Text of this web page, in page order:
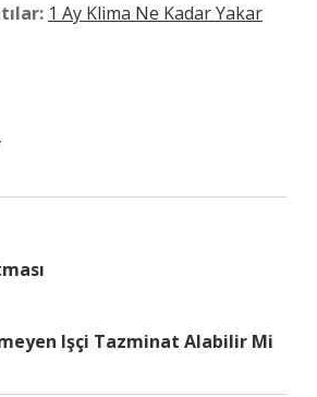
1 Ay Klima Ne Kadar Yakar
Işçi Tazminat Alabilir Mi